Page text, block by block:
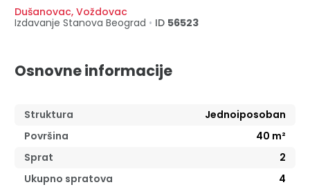
Dušanovac, Voždovac
Izdavanje Stanova Beograd • ID 56523
Osnovne informacije
Struktura
Jednoiposoban
Površina
40 m²
Sprat
2
Ukupno spratova
4